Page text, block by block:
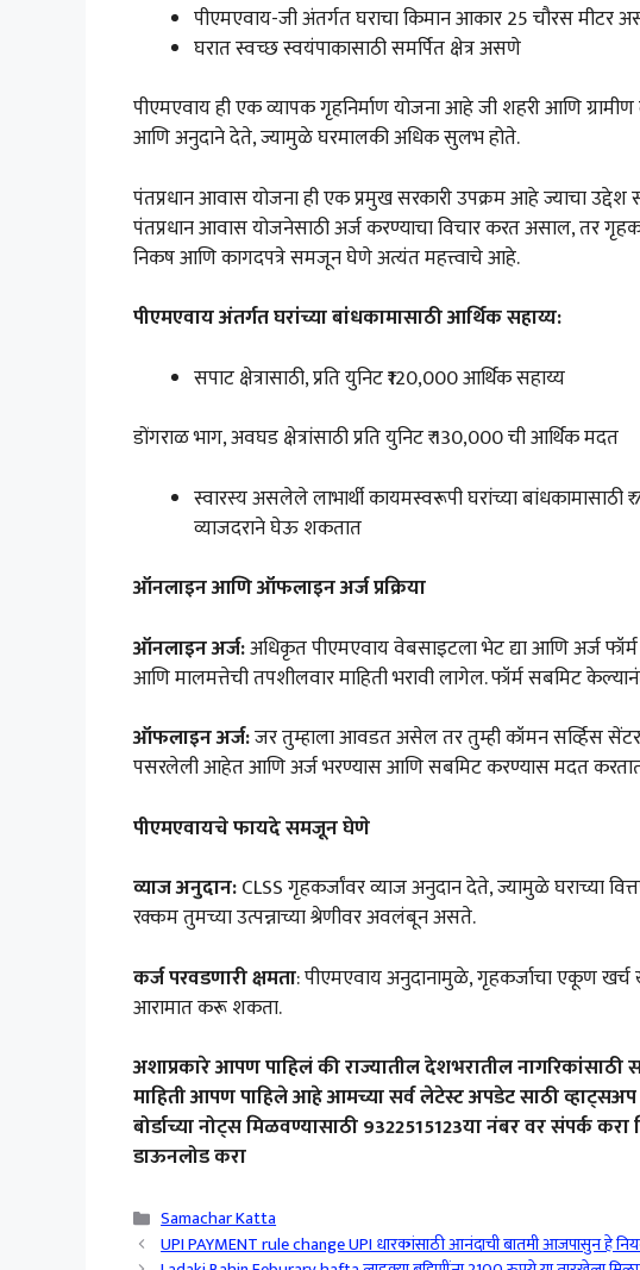
पीएमएवाय-जी अंतर्गत घराचा किमान आकार 25 चौरस मीटर
घरात स्वच्छ स्वयंपाकासाठी समर्पित क्षेत्र असणे
पीएमएवाय ही एक व्यापक गृहनिर्माण योजना आहे जी शहरी आणि ग्रामीण
आणि अनुदाने देते, ज्यामुळे घरमालकी अधिक सुलभ होते.
पंतप्रधान आवास योजना ही एक प्रमुख सरकारी उपक्रम आहे ज्याचा
पंतप्रधान आवास योजनेसाठी अर्ज करण्याचा विचार करत असाल, तर
निकष आणि कागदपत्रे समजून घेणे अत्यंत महत्त्वाचे आहे.
पीएमएवाय अंतर्गत घरांच्या बांधकामासाठी आर्थिक सहाय्य:
सपाट क्षेत्रासाठी, प्रति युनिट ₹120,000 आर्थिक सहाय्य
डोंगराळ भाग, अवघड क्षेत्रांसाठी प्रति युनिट ₹ 130,000 ची आर्थिक मदत
स्वारस्य असलेले लाभार्थी कायमस्वरूपी घरांच्या
व्याजदराने घेऊ शकतात
ऑनलाइन आणि ऑफलाइन अर्ज प्रक्रिया
ऑनलाइन अर्ज:अधिकृत पीएमएवाय वेबसाइटला भेट द्या आणि अर्ज फॉर्म
आणि मालमत्तेची तपशीलवार माहिती भरावी लागेल. फॉर्म सबमिट
ऑफलाइन अर्ज:जर तुम्हाला आवडत असेल तर तुम्ही कॉमन सर्व्हिस
पसरलेली आहेत आणि अर्ज भरण्यास आणि सबमिट करण्यास मदत
पीएमएवायचे फायदे समजून घेणे
व्याज अनुदान:CLSS गृहकर्जांवर व्याज अनुदान देते, ज्यामुळे घराच्या
रक्कम तुमच्या उत्पन्नाच्या श्रेणीवर अवलंबून असते.
कर्ज परवडणारी क्षमता: पीएमएवाय अनुदानामुळे, गृहकर्जाचा एकूण खर्च
आरामात करू शकता.
अशाप्रकारे आपण पाहिलं की राज्यातील देशभरातील
माहिती आपण पाहिले आहे आमच्या सर्व लेटेस्ट अपडेट साठी व्हाट्सअप
बोर्डाच्या नोट्स मिळवण्यासाठी 9322515123या नंबर वर संपर्क
डाऊनलोड करा
Categories
Samachar Katta
UPI PAYMENT rule change UPI धारकांसाठी आनंदाची बातमी आजपासुन हे